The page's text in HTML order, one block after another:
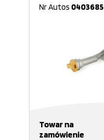
Nr Autos 0403685
Towar na
zamówienie